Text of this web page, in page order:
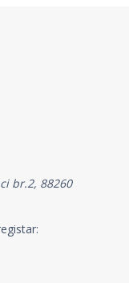
br.2, 88260